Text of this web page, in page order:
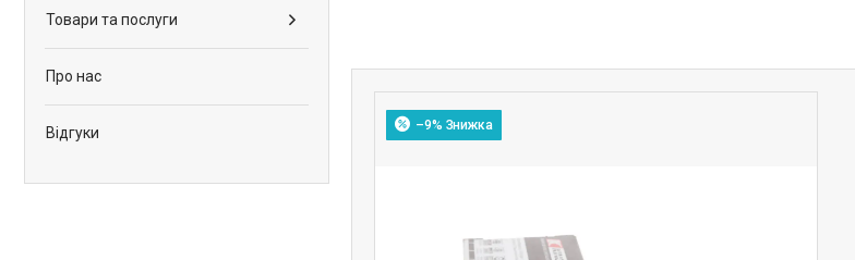
–9%
Товари та послуги
Про нас
Відгуки